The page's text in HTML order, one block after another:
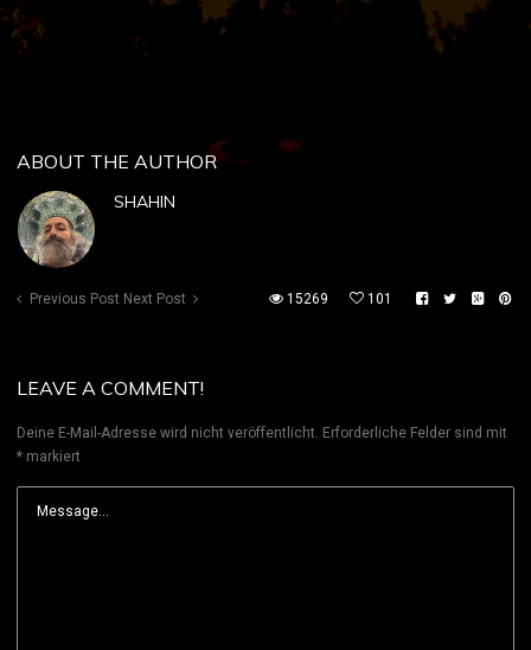
ABOUT THE AUTHOR
SHAHIN
Previous Post Next Post 15269 101
LEAVE A COMMENT!
Deine E-Mail-Adresse wird nicht veröffentlicht. Erforderliche Felder sind mit
* markiert